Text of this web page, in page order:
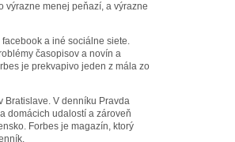
výrazne menej peňazí, a výrazne
a iné sociálne siete.
časopisov a novín a
je prekvapivo jeden z mála zo
Bratislave. V denníku Pravda
domácich udalostí a zároveň
Forbes je magazín, ktorý